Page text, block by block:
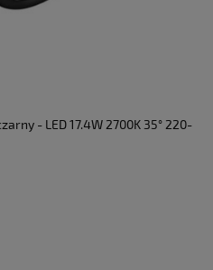
- LED 17.4W 2700K 35° 220-